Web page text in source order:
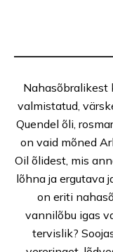
Nahasõbralikest
valmistatud, v
Quendel õli,
on vaid mõned
Oil õlidest, mis
lõhna ja ergutava
on eriti
vannilõbu igas
tervislik?